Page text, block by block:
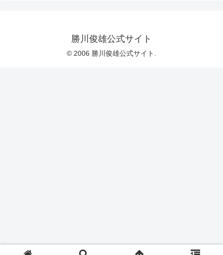
勝川俊雄公式サイト
© 2006 勝川俊雄公式サイト.